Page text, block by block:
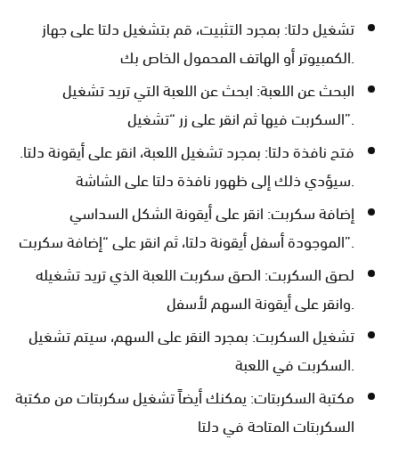
تشغيل دلتا: بمجرد التثبيت، قم بتشغيل دلتا على جهاز
الكمبيوتر أو الهاتف المحمول الخاص بك.
البحث عن اللعبة: ابحث عن اللعبة التي تريد تشغيل
السكربت فيها ثم انقر على زر “تشغيل”.
فتح نافذة دلتا: بمجرد تشغيل اللعبة، انقر على أيقونة دلتا.
سيؤدي ذلك إلى ظهور نافذة دلتا على الشاشة.
إضافة سكربت: انقر على أيقونة الشكل السداسي
الموجودة أسفل أيقونة دلتا، ثم انقر على “إضافة سكربت”.
لصق السكربت: الصق سكربت اللعبة الذي تريد تشغيله
وانقر على أيقونة السهم لأسفل.
تشغيل السكربت: بمجرد النقر على السهم، سيتم تشغيل
السكربت في اللعبة.
مكتبة السكربتات: يمكنك أيضاً تشغيل سكربتات من مكتبة
السكربتات المتاحة في دلتا